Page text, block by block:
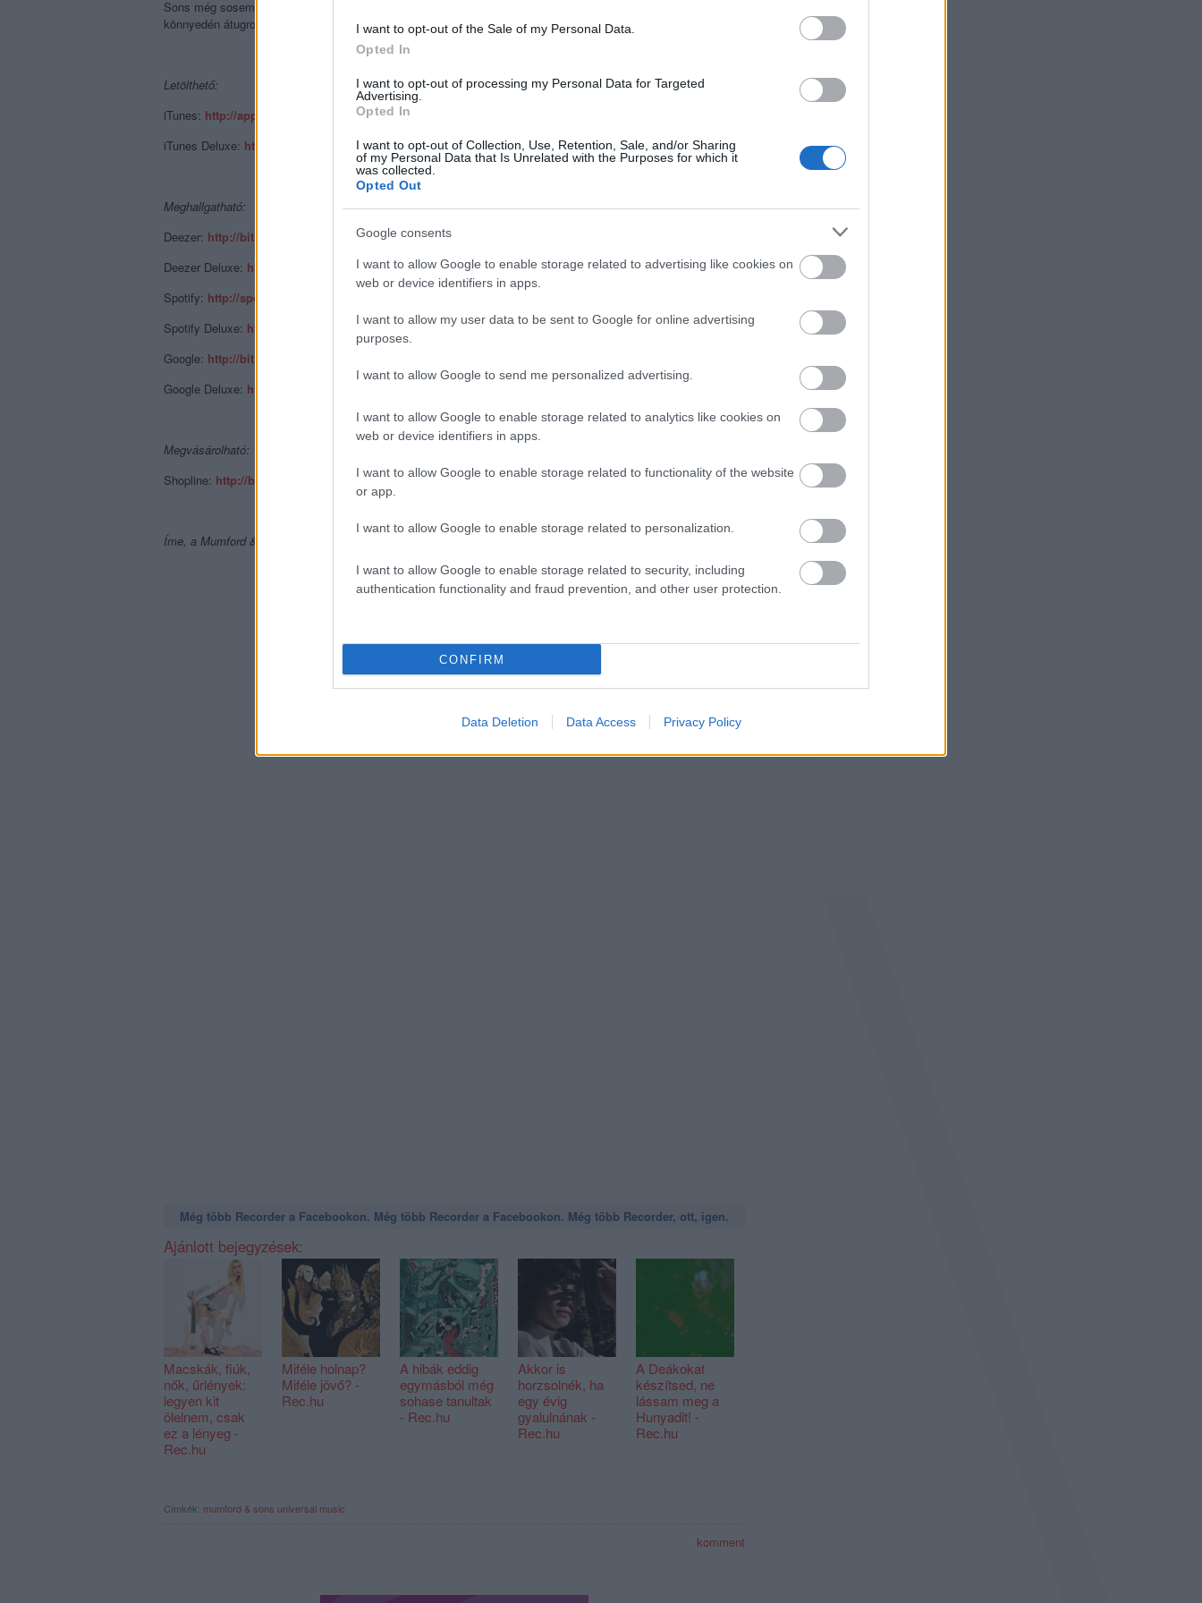
I want to opt-out of the Sale of my Personal Data.
Opted In
I want to opt-out of processing my Personal Data for Targeted
Advertising.
Opted In
I want to opt-out of Collection, Use, Retention, Sale, and/or Sharing
of my Personal Data that Is Unrelated with the Purposes for which it
was collected.
Opted Out
Google consents
I want to allow Google to enable storage related to advertising like cookies on
web or device identifiers in apps.
I want to allow my user data to be sent to Google for online advertising
purposes.
I want to allow Google to send me personalized advertising.
I want to allow Google to enable storage related to analytics like cookies on
web or device identifiers in apps.
I want to allow Google to enable storage related to functionality of the website
or app.
I want to allow Google to enable storage related to personalization.
I want to allow Google to enable storage related to security, including
authentication functionality and fraud prevention, and other user protection.
CONFIRM
Data Deletion Data Access Privacy Policy
Sons még sosem volt ennyire koherens, összeszedett és jól átgondolt. Tehát azt a bizonyos lécet olyan
könnyedén átugrották, hogy még csak nem is súrolják.
Letölthető:
iTunes: http://apple.co/1I7soGH
iTunes Deluxe: http://apple.co/1JLbIXO
Meghallgatható:
Deezer: http://bit.ly/1JLbu2O
Deezer Deluxe: http://bit.ly/1zrGz85
Spotify: http://spoti.fi/1JLbyPY
Spotify Deluxe: http://spoti.fi/1E8L2bv
Google: http://bit.ly/1DZ3moy
Google Deluxe: http://bit.ly/1DZ3fcu
Megvásárolható:
Shopline: http://bit.ly/1FK671m
Íme, a Mumford & Sons új albumának négy élő felvétellel megspékelt deluxe-verziója:
Még több Recorder a Facebookon. Még több Recorder a Facebookon. Még több Recorder, ott, igen.
Ajánlott bejegyzések:
Macskák, fiúk,
nők, űrlények:
legyen kit
ölelnem, csak
ez a lényeg -
Rec.hu
Miféle holnap?
Miféle jövő? -
Rec.hu
A hibák eddig
egymásból még
sohase tanultak
- Rec.hu
Akkor is
horzsolnék, ha
egy évig
gyalulnának -
Rec.hu
A Deákokat
készítsed, ne
lássam meg a
Hunyadit! -
Rec.hu
Címkék: mumford & sons universal music
komment